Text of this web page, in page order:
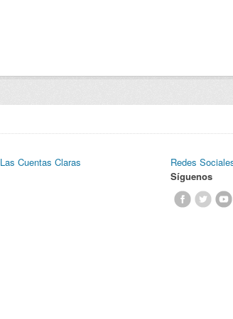
Las Cuentas Claras
Redes
Síguenos